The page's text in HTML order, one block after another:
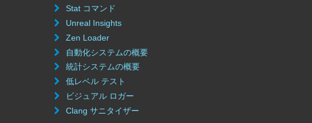
Stat コマンド
Unreal Insights
Zen Loader
自動化システムの概要
統計システムの概要
低レベル テスト
ビジュアル ロガー
Clang サニタイザー